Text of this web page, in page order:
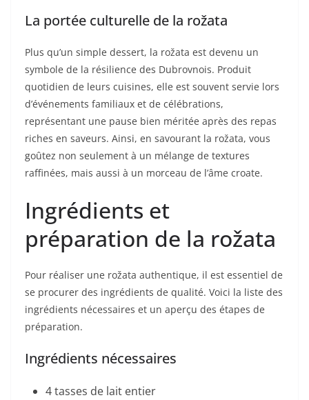
La portée culturelle de la rožata
Plus qu’un simple dessert, la rožata est devenu un
symbole de la résilience des Dubrovnois. Produit
quotidien de leurs cuisines, elle est souvent servie lors
d’événements familiaux et de célébrations,
représentant une pause bien méritée après des repas
riches en saveurs. Ainsi, en savourant la rožata, vous
goûtez non seulement à un mélange de textures
raffinées, mais aussi à un morceau de l’âme croate.
Ingrédients et
préparation de la rožata
Pour réaliser une rožata authentique, il est essentiel de
se procurer des ingrédients de qualité. Voici la liste des
ingrédients nécessaires et un aperçu des étapes de
préparation.
Ingrédients nécessaires
4 tasses de lait entier